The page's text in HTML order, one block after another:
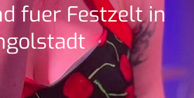
fuer Festzelt in